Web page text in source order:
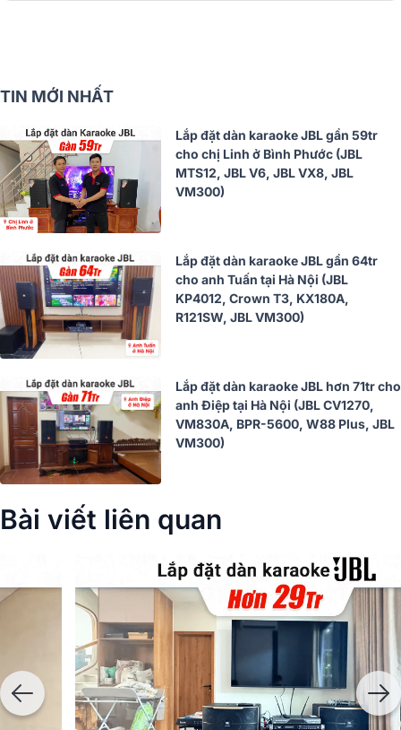
TIN MỚI NHẤT
Lắp đặt dàn karaoke JBL gần 59tr
cho chị Linh ở Bình Phước (JBL
MTS12, JBL V6, JBL VX8, JBL
VM300)
Lắp đặt dàn karaoke JBL gần 64tr
cho anh Tuấn tại Hà Nội (JBL
KP4012, Crown T3, KX180A,
R121SW, JBL VM300)
Lắp đặt dàn karaoke JBL hơn 71tr cho
anh Điệp tại Hà Nội (JBL CV1270,
VM830A, BPR-5600, W88 Plus, JBL
VM300)
Bài viết liên quan